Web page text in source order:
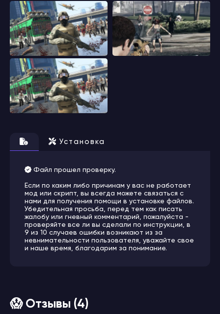
Установка
Файл прошел проверку.
Если по каким либо причинам у вас не работает
мод или скрипт, вы всегда можете связаться с
нами для получения помощи в установке файлов.
Убедительная просьба, перед тем как писать
жалобу или гневный комментарий, пожалуйста -
проверяйте все ли вы сделали по инструкции, в
9 из 10 случаев ошибки возникают из за
невнимательности пользователя, уважайте свое
и наше время, благодарим за понимание.
😱 Отзывы (4)